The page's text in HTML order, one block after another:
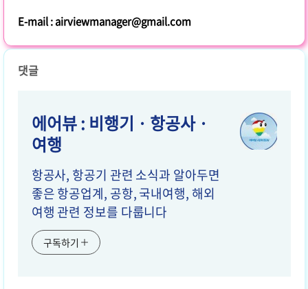
E-mail : airviewmanager@gmail.com
댓글
에어뷰 : 비행기 · 항공사 ·
여행
항공사, 항공기 관련 소식과 알아두면
좋은 항공업계, 공항, 국내여행, 해외
여행 관련 정보를 다룹니다
구독하기